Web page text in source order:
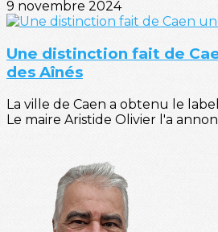
9 novembre 2024
Une distinction fait de
des Aînés
La ville de Caen a obtenu le
Le maire Aristide Olivier l'a